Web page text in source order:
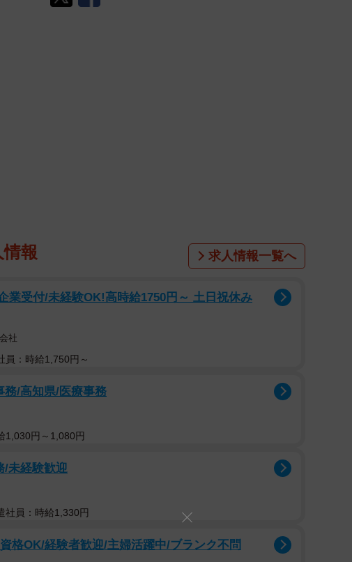
報 求人情報一覧へ
業受付/未経験OK!高時給1750円～ 土日祝休み
社
員：時給1,750円～
務/高知県/医療事務
1,030円～1,080円
/未経験歓迎
社員：時給1,330円
格OK/経験者歓迎/主婦活躍中/ブランク不問